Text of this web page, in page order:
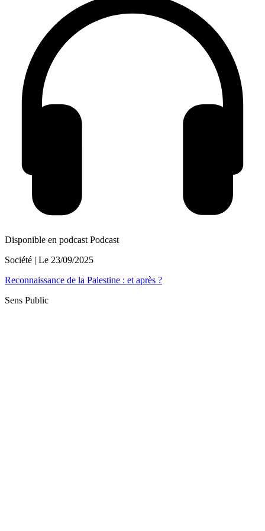
Disponible en podcast Podcast
Société | Le 23/09/2025
Reconnaissance de la Palestine : et après ?
Sens Public